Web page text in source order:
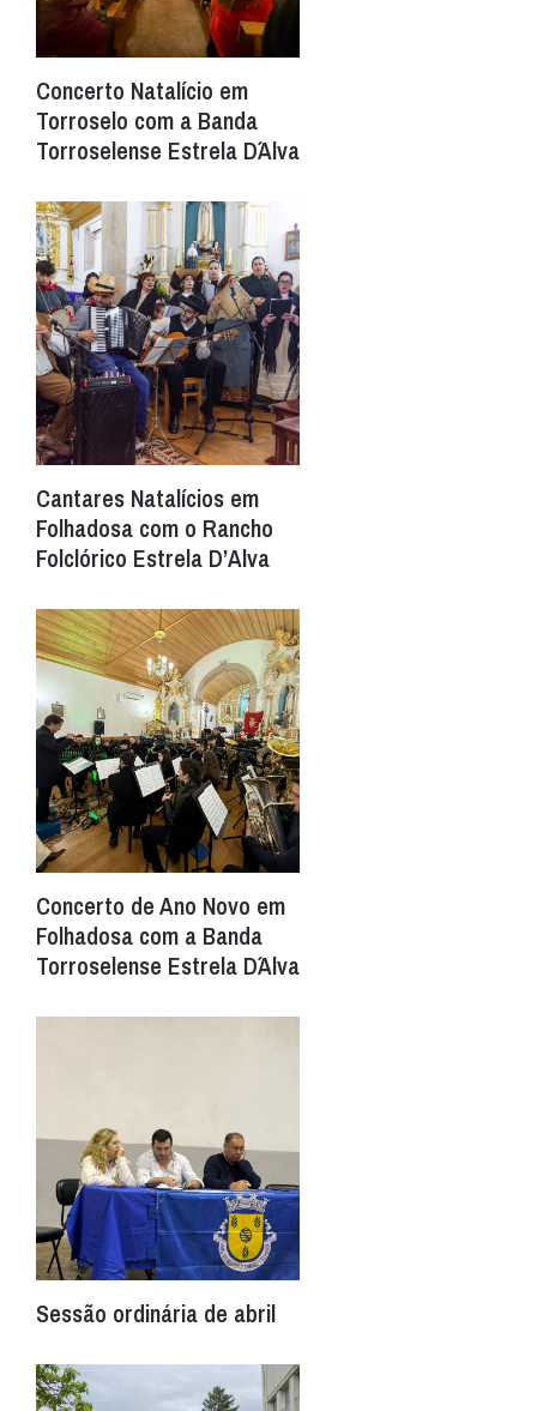
Concerto Natalício em
Torroselo com a Banda
Torroselense Estrela D´Alva
Cantares Natalícios em
Folhadosa com o Rancho
Folclórico Estrela D’Alva
Concerto de Ano Novo em
Folhadosa com a Banda
Torroselense Estrela D´Alva
Sessão ordinária de abril